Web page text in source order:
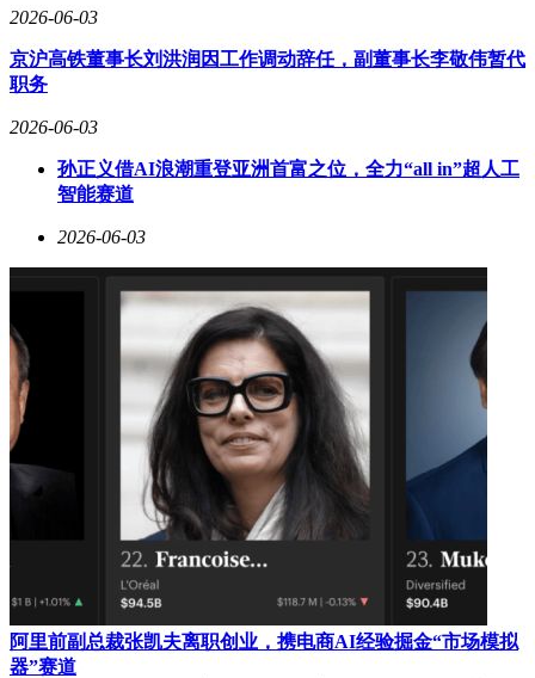
步扩大，这或许解释了ARM为何加速推进自研AGI CPU的商
2026-06-03
京沪高铁董事长刘洪润因工作调动辞任，副董事长李敬伟暂代
职务
2026-06-03
孙正义借AI浪潮重登亚洲首富之位，全力“all in”超人工
智能赛道
2026-06-03
阿里前副总裁张凯夫离职创业，携电商AI经验掘金“市场模拟
器”赛道